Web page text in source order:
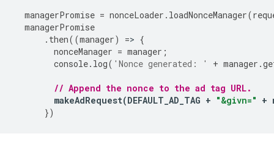
managerPromise = nonceLoader . loadNonceManager(
managerPromise
. then((manager) => {
nonceManager = manager ;
console. log( 'Nonce generated: ' + manager .
// Append the nonce to the ad tag URL.
makeAdRequest(DEFAULT_AD_TAG + "&givn=" +
})